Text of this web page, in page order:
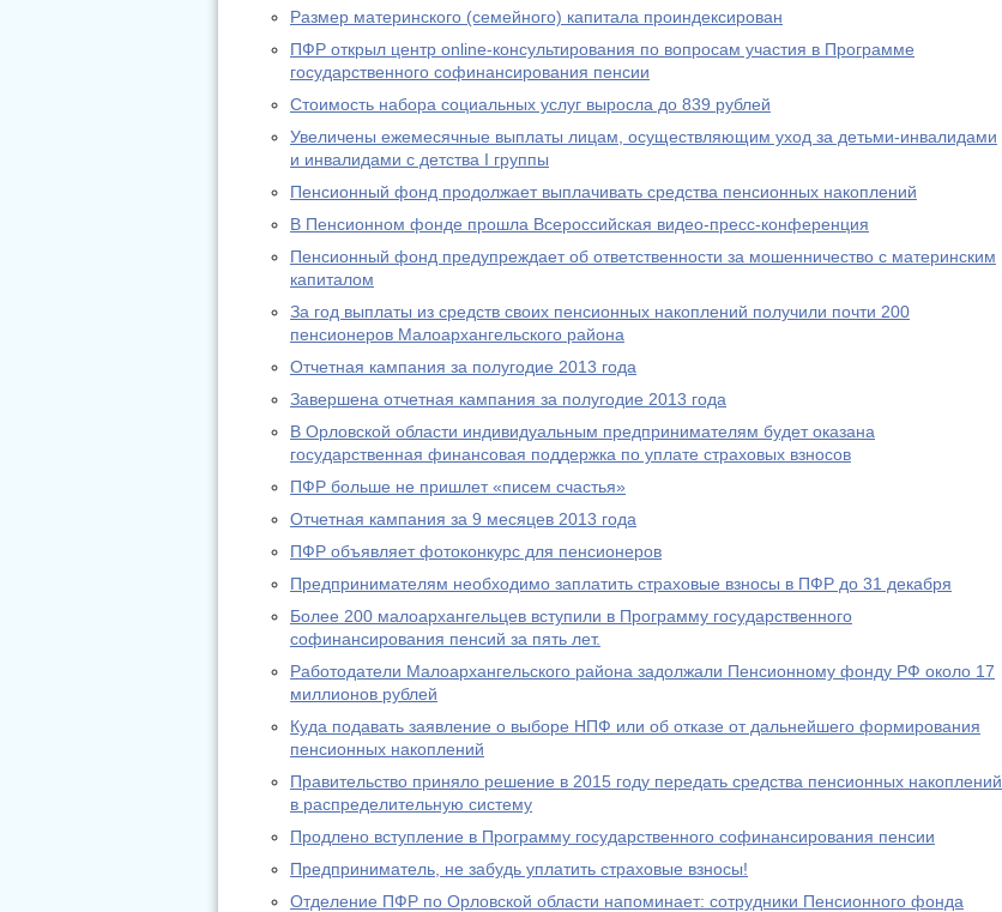
Размер материнского (семейного) капитала проиндексирован
ПФР открыл центр online-консультирования по вопросам участия в Программе
государственного софинансирования пенсии
Стоимость набора социальных услуг выросла до 839 рублей
Увеличены ежемесячные выплаты лицам, осуществляющим уход за детьми-инвалидами
и инвалидами с детства I группы
Пенсионный фонд продолжает выплачивать средства пенсионных накоплений
В Пенсионном фонде прошла Всероссийская видео-пресс-конференция
Пенсионный фонд предупреждает об ответственности за мошенничество с материнским
капиталом
За год выплаты из средств своих пенсионных накоплений получили почти 200
пенсионеров Малоархангельского района
Отчетная кампания за полугодие 2013 года
Завершена отчетная кампания за полугодие 2013 года
В Орловской области индивидуальным предпринимателям будет оказана
государственная финансовая поддержка по уплате страховых взносов
ПФР больше не пришлет «писем счастья»
Отчетная кампания за 9 месяцев 2013 года
ПФР объявляет фотоконкурс для пенсионеров
Предпринимателям необходимо заплатить страховые взносы в ПФР до 31 декабря
Более 200 малоархангельцев вступили в Программу государственного
софинансирования пенсий за пять лет.
Работодатели Малоархангельского района задолжали Пенсионному фонду РФ около 17
миллионов рублей
Куда подавать заявление о выборе НПФ или об отказе от дальнейшего формирования
пенсионных накоплений
Правительство приняло решение в 2015 году передать средства пенсионных накоплений
в распределительную систему
Продлено вступление в Программу государственного софинансирования пенсии
Предприниматель, не забудь уплатить страховые взносы!
Отделение ПФР по Орловской области напоминает: сотрудники Пенсионного фонда